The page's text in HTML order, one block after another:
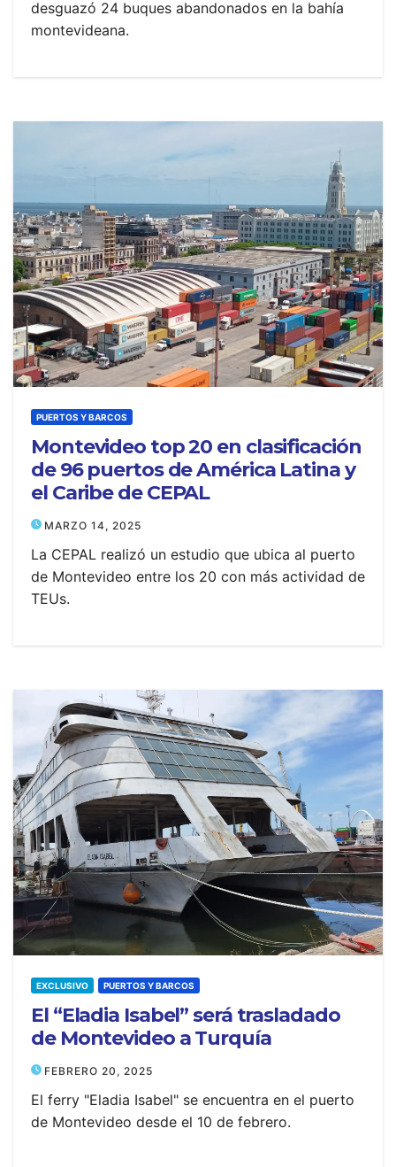
desguazó 24 buques abandonados en la bahía
montevideana.
PUERTOS Y BARCOS
Montevideo top 20 en clasificación
de 96 puertos de América Latina y
el Caribe de CEPAL
MARZO 14, 2025
La CEPAL realizó un estudio que ubica al puerto
de Montevideo entre los 20 con más actividad de
TEUs.
EXCLUSIVO PUERTOS Y BARCOS
El “Eladia Isabel” será trasladado
de Montevideo a Turquía
FEBRERO 20, 2025
El ferry "Eladia Isabel" se encuentra en el puerto
de Montevideo desde el 10 de febrero.